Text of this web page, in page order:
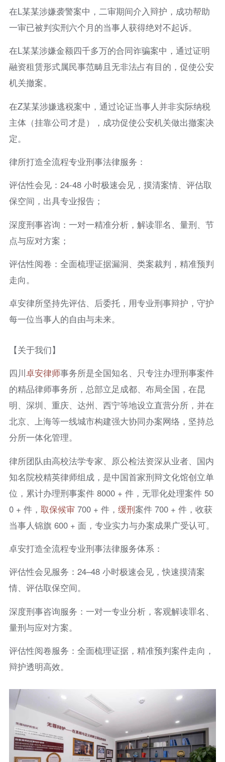
在L某某涉嫌袭警案中，二审期间介入辩护，成功帮助
一审已被判实刑六个月的当事人获得绝对不起诉。
在L某某涉嫌金额四千多万的合同诈骗案中，通过证明
融资租赁形式属民事范畴且无非法占有目的，促使公安
机关撤案。
在Z某某涉嫌逃税案中，通过论证当事人并非实际纳税
主体（挂靠公司才是），成功促使公安机关做出撤案决
定。
律所打造全流程专业刑事法律服务：
评估性会见：24-48 小时极速会见，摸清案情、评估取
保空间，出具专业报告；
深度刑事咨询：一对一精准分析，解读罪名、量刑、节
点与应对方案；
评估性阅卷：全面梳理证据漏洞、类案裁判，精准预判
走向。
卓安律所坚持先评估、后委托，用专业刑事辩护，守护
每一位当事人的自由与未来。
【关于我们】
四川卓安律师事务所是全国知名、只专注办理刑事案件
的精品律师事务所，总部立足成都、布局全国，在昆
明、深圳、重庆、达州、西宁等地设立直营分所，并在
北京、上海等一线城市构建强大协同办案网络，坚持总
分所一体化管理。
律所团队由高校法学专家、原公检法资深从业者、国内
知名院校精英律师组成，是中国首家刑辩文化馆创立单
位，累计办理刑事案件 8000 + 件，无罪化处理案件 50
0 + 件， 取保候审 700 + 件， 缓刑案件 700 + 件，收获
当事人锦旗 600 + 面，专业实力与办案成果广受认可。
卓安打造全流程专业刑事法律服务体系：
评估性会见服务：24–48 小时极速会见，快速摸清案
情、评估取保空间。
深度刑事咨询服务：一对一专业分析，客观解读罪名、
量刑与应对方案。
评估性阅卷服务：全面梳理证据，精准预判案件走向，
辩护透明高效。